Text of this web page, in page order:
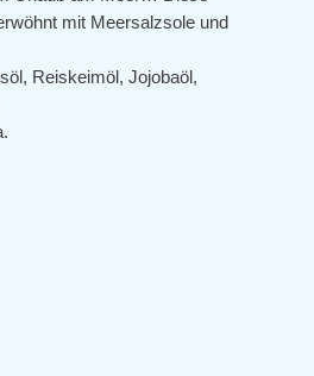
mit Meersalzsole und
Reiskeimöl, Jojobaöl,